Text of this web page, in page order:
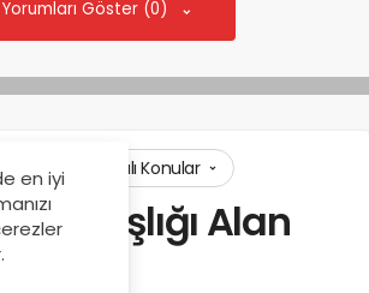
Yorumları Göster (0)
Alakalı Konular
Alan
en iyi